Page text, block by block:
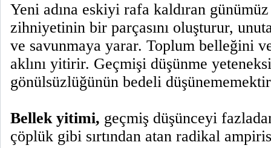
Yeni adına eskiyi rafa kaldıran
zihniyetinin bir parçasını oluşturur,
ve savunmaya yarar. Toplum belleğini
aklını yitirir. Geçmişi düşünme
gönülsüzlüğünün bedeli
Bellek yitimi, geçmiş düşünceyi
çöplük gibi sırtından atan radikal